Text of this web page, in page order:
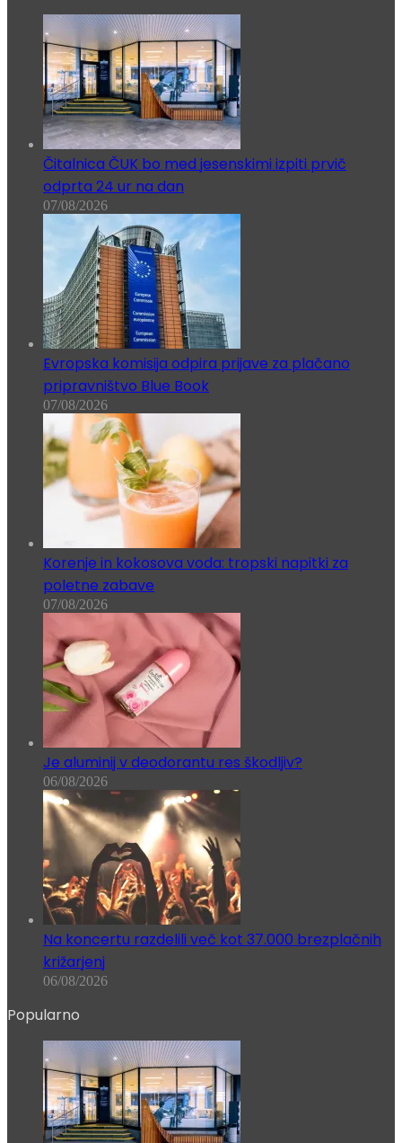
Čitalnica ČUK bo med jesenskimi izpiti prvič
odprta 24 ur na dan
07/08/2026
Evropska komisija odpira prijave za plačano
pripravništvo Blue Book
07/08/2026
Korenje in kokosova voda: tropski napitki za
poletne zabave
07/08/2026
Je aluminij v deodorantu res škodljiv?
06/08/2026
Na koncertu razdelili več kot 37.000 brezplačnih
križarjenj
06/08/2026
Popularno